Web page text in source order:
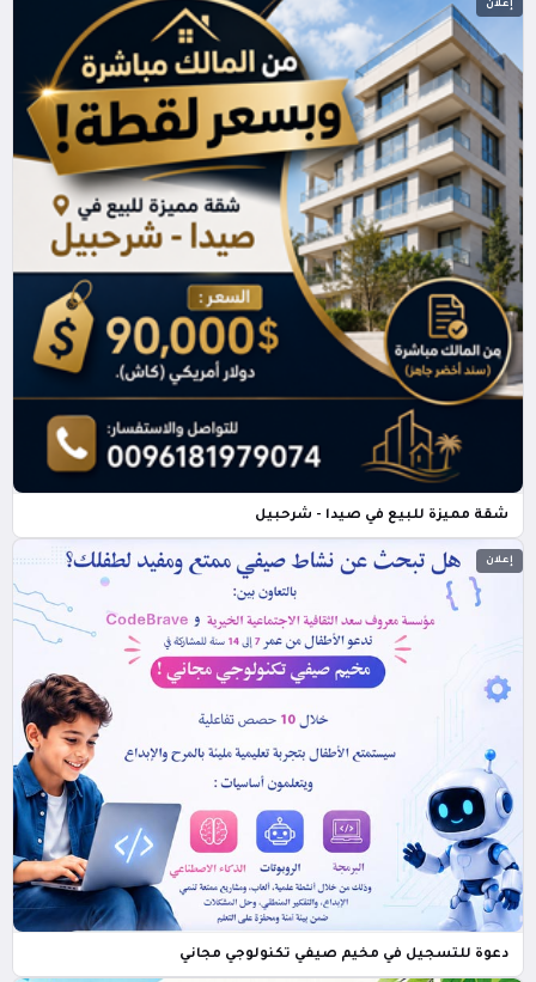
إعلان
شقة مميزة للبيع في صيدا - شرحبيل
إعلان
دعوة للتسجيل في مخيم صيفي تكنولوجي مجاني